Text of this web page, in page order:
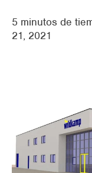
Industria de plástico
espacios abiertos
Preenfriamiento
5 minutos de
21, 2021